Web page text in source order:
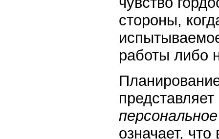
стороны,
работы либо
означает,